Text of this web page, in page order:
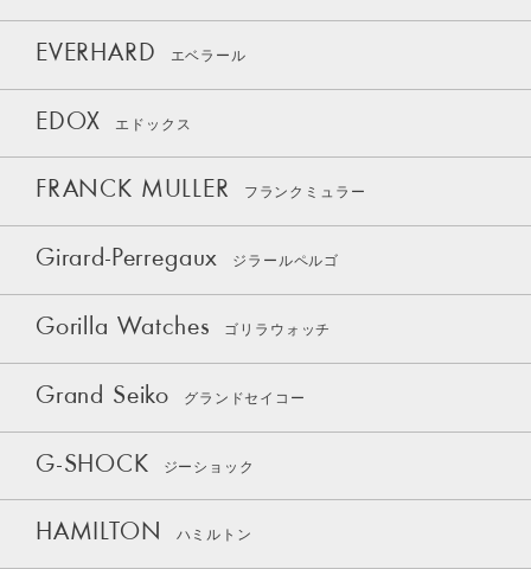
EVERHARD エベラール
EDOX エドックス
FRANCK MULLER フランクミュラー
Girard-Perregaux ジラールペルゴ
Gorilla Watches ゴリラウォッチ
Grand Seiko グランドセイコー
G-SHOCK ジーショック
HAMILTON ハミルトン